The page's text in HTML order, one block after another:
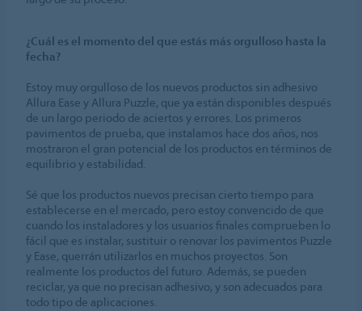
¿Cuál es el momento del que estás más orgulloso hasta la
fecha?
Estoy muy orgulloso de los nuevos productos sin adhesivo
Allura Ease y Allura Puzzle, que ya están disponibles después
de un largo periodo de aciertos y errores. Los primeros
pavimentos de prueba, que instalamos hace dos años, nos
mostraron el gran potencial de los productos en términos de
equilibrio y estabilidad.
Sé que los productos nuevos precisan cierto tiempo para
establecerse en el mercado, pero estoy convencido de que
cuando los instaladores y los usuarios finales comprueben lo
fácil que es instalar, sustituir o renovar los pavimentos Puzzle
y Ease, querrán utilizarlos en muchos proyectos. Son
realmente los productos del futuro. Además, se pueden
reciclar, ya que no precisan adhesivo, y son adecuados para
todo tipo de aplicaciones.